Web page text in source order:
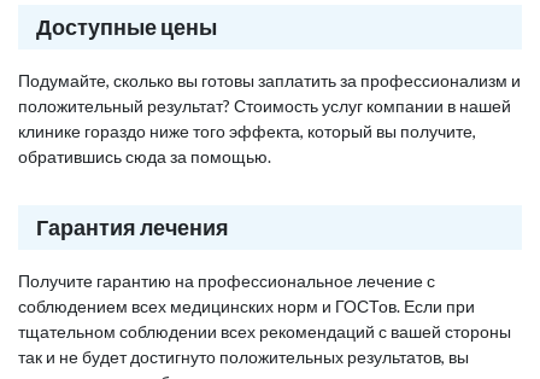
Доступные цены
Подумайте, сколько вы готовы заплатить за профессионализм и
положительный результат? Стоимость услуг компании в нашей
клинике гораздо ниже того эффекта, который вы получите,
обратившись сюда за помощью.
Гарантия лечения
Получите гарантию на профессиональное лечение с
соблюдением всех медицинских норм и ГОСТов. Если при
тщательном соблюдении всех рекомендаций с вашей стороны
так и не будет достигнуто положительных результатов, вы